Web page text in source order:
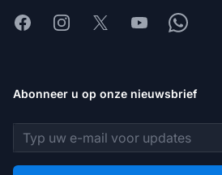
FacebookInstagram
X YoutubeWhatsapp
Abonneer u op onze nieuwsbrief
E-mailadres